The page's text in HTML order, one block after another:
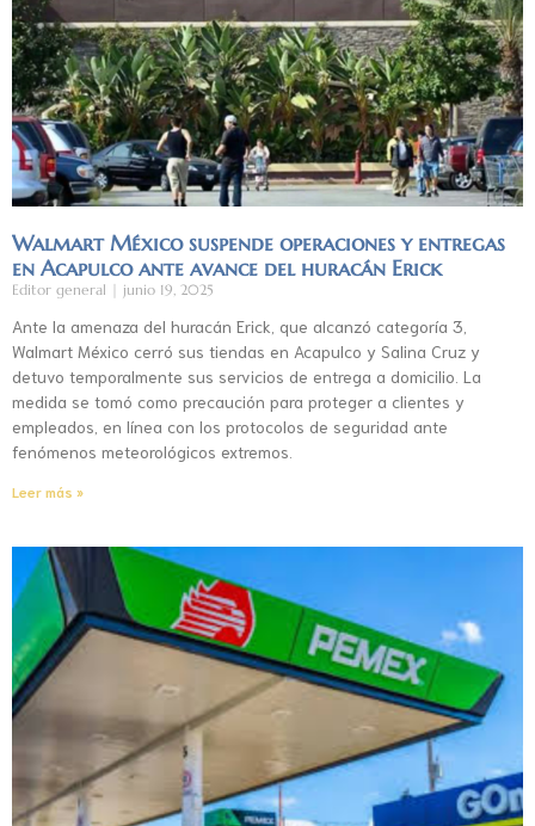
Walmart México suspende operaciones y entregas
en Acapulco ante avance del huracán Erick
Editor general junio 19, 2025
Ante la amenaza del huracán Erick, que alcanzó categoría 3,
Walmart México cerró sus tiendas en Acapulco y Salina Cruz y
detuvo temporalmente sus servicios de entrega a domicilio. La
medida se tomó como precaución para proteger a clientes y
empleados, en línea con los protocolos de seguridad ante
fenómenos meteorológicos extremos.
Leer más »